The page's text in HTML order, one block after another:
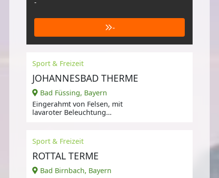
-
-
Sport & Freizeit
JOHANNESBAD THERME
Bad Füssing, Bayern
Eingerahmt von Felsen, mit
lavaroter Beleuchtung
Sport & Freizeit
ROTTAL TERME
Bad Birnbach, Bayern